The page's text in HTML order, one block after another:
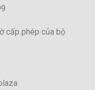
cấp phép của bộ